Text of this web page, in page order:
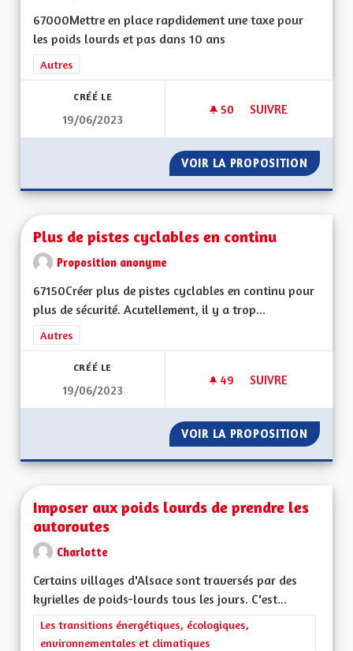
67000Mettre en place rapdidement une taxe pour
les poids lourds et pas dans 10 ans
Filtrer les résultats de la catégorie : Autres
Autres
CRÉÉ LE
19/06/2023
50 50 ABONNÉS
SUIVRE
VOIR LA PROPOSITION
Plus de pistes cyclables en continu
Proposition anonyme
67150Créer plus de pistes cyclables en continu pour
plus de sécurité. Acutellement, il y a trop...
Filtrer les résultats de la catégorie : Autres
Autres
CRÉÉ LE
19/06/2023
49 49 ABONNÉS
SUIVRE
VOIR LA PROPOSITION PLUS
Imposer aux poids lourds de prendre les
autoroutes
Charlotte
Certains villages d'Alsace sont traversés par des
kyrielles de poids-lourds tous les jours. C'est...
Filtrer les résultats de la catégorie : Les transitions
Les transitions énergétiques, écologiques,
environnementales et climatiques